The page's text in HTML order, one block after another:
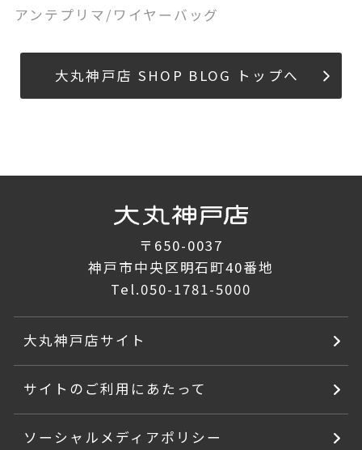
アンテプリマ/ワイヤーバッグ
大丸神戸店 SHOP BLOG トップへ
〒650-0037
神戸市中央区明石町40番地
Tel.050-1781-5000
大丸神戸店サイト
サイトのご利用にあたって
ソーシャルメディアポリシー